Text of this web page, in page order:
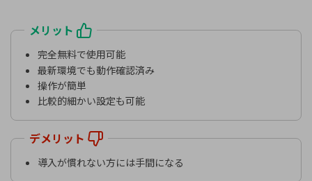
メリット
完全無料で使用可能
最新環境でも動作確認済み
操作が簡単
比較的細かい設定も可能
デメリット
導入が慣れない方には手間になる